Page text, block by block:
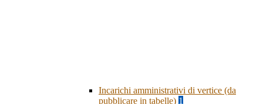
Incarichi amministrativi di vertice (da
pubblicare in tabelle) 1